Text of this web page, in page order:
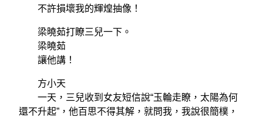
不許損壞我的輝煌抽像！
梁曉茹打瞭三兒一下。
梁曉茹
讓他講！
方小天
一天，三兒收到女友短信說“玉輪走瞭，太陽為何
還不升起”，他百思不得其解，就問我，我說很簡樸，